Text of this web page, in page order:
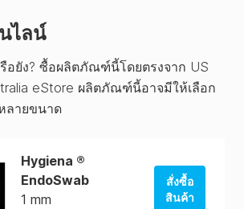
ไลน์
อยัง? ซื้อผลิตภัณฑ์นี้โดยตรงจาก US
eStore ผลิตภัณฑ์นี้อาจมีให้เลือก
ลายขนาด
Hygiena ®
EndoSwab
1 mm
สั่งซื้อ
สินค้า